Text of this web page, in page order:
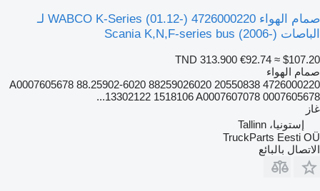
صمام الهواء WABCO K-Series (01.12-) 4726000220 لـ
الباصات Scania K,N,F-series bus (2006-)
TND 313.900 €92.74 ≈ $107.20
صمام الهواء
4726000220 20550838 A0007605678 88.25902-6020 88259026020
13302122 1518106 A0007607078 0007605678...
غاز
إستونيا، Tallinn
TruckParts Eesti OÜ
الاتصال بالبائع